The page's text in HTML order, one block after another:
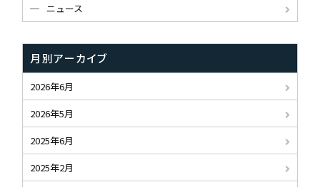
ニュース
月別アーカイブ
2026年6月
2026年5月
2025年6月
2025年2月